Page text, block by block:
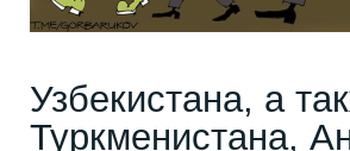
Узбекистана, а
Туркменистана,